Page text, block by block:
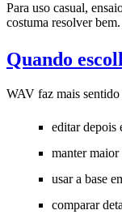
Para uso casual,
costuma resolver bem.
Quando
WAV faz mais
editar depois
manter
usar a base
comparar